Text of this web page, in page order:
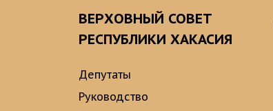
ВЕРХОВНЫЙ СОВЕТ
РЕСПУБЛИКИ ХАКАСИЯ
Депутаты
Руководство